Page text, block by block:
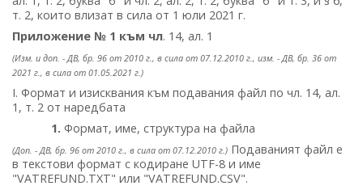
т. 2, които влизат в сила от 1 юли 2021 г.
Приложение № 1 към чл. 14, ал. 1
(Изм. и доп. - ДВ, бр. 96 от 2010 г., в сила от 07.12.2010 г., изм. - ДВ, бр. 36 от
2021 г., в сила от 01.05.2021 г.)
І. Формат и изисквания към подавания файл по чл. 14, ал.
1, т. 2 от наредбата
1. Формат, име, структура на файла
(Доп. - ДВ, бр. 96 от 2010 г., в сила от 07.12.2010 г.) Подаваният файл е
в текстови формат с кодиране UTF-8 и име
"VATREFUND.TXT" или "VATREFUND.CSV".